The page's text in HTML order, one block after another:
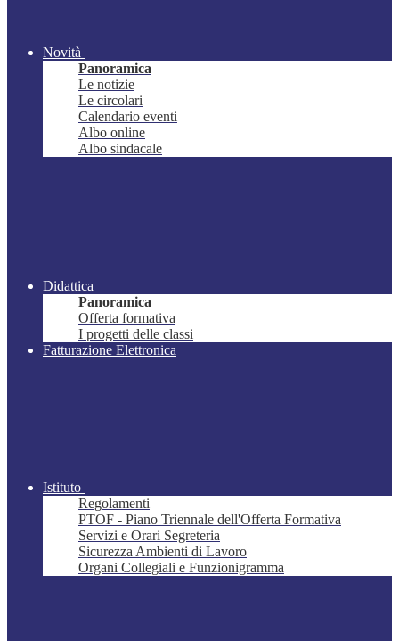
Novità
Panoramica
Le notizie
Le circolari
Calendario eventi
Albo online
Albo sindacale
Didattica
Panoramica
Offerta formativa
I progetti delle classi
Fatturazione Elettronica
Istituto
Regolamenti
PTOF - Piano Triennale dell'Offerta Formativa
Servizi e Orari Segreteria
Sicurezza Ambienti di Lavoro
Organi Collegiali e Funzionigramma